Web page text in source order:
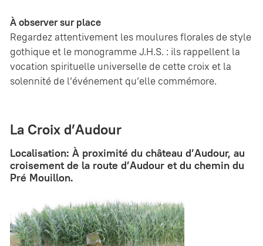
À observer sur place
Regardez attentivement les moulures florales de style
gothique et le monogramme J.H.S. : ils rappellent la
vocation spirituelle universelle de cette croix et la
solennité de l’événement qu’elle commémore.
La Croix d’Audour
Localisation: À proximité du château d’Audour, au
croisement de la route d’Audour et du chemin du
Pré Mouillon.